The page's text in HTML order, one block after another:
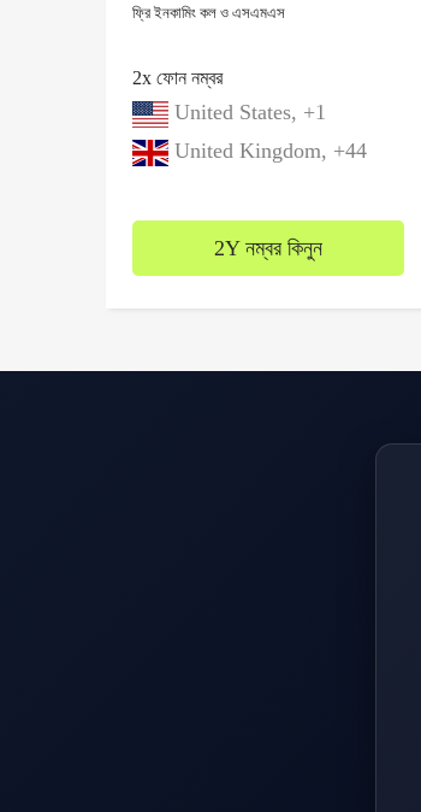
ফ্রি ইনকামিং কল ও এসএমএস
2x ফোন নম্বর
United States, +1
United Kingdom, +44
2Y নম্বর কিনুন